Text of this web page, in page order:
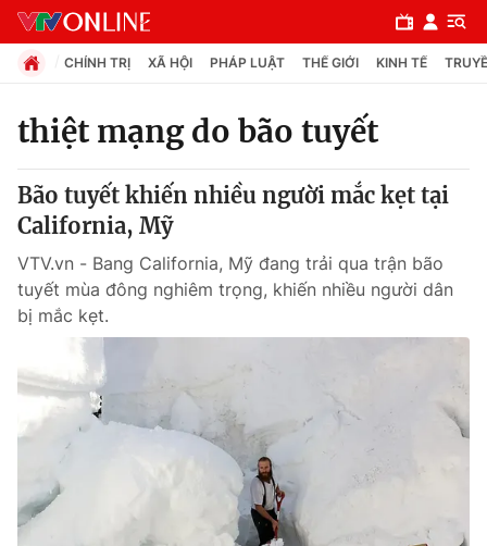
Chuyên mục
Chính trị
Xã hội
Pháp luật
Thế giới
Tin tức
Kinh tế
CHÍNH TRỊ XÃ HỘI PHÁP LUẬT THẾ GIỚI KINH TẾ
thiệt mạng do bão tuyết
Bão tuyết khiến nhiều người mắc kẹt tại
California, Mỹ
VTV.vn - Bang California, Mỹ đang trải qua trận bão
tuyết mùa đông nghiêm trọng, khiến nhiều người dân
bị mắc kẹt.